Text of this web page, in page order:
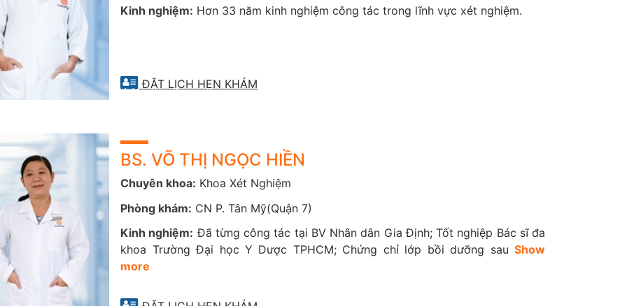
Kinh nghiệm: Hơn 33 năm kinh nghiệm công tác trong lĩnh vực xét nghiệm.
ĐẶT LỊCH HẸN KHÁM
BS. VÕ THỊ NGỌC HIỀN
Chuyên khoa: Khoa Xét Nghiệm
Phòng khám: CN P. Tân Mỹ(Quận 7)
Kinh nghiệm: Đã từng công tác tại BV Nhân dân Gia Định; Tốt nghiệp Bác sĩ đa
khoa Trường Đại học Y Dược TPHCM; Chứng chỉ lớp bồi dưỡng sau Show
more